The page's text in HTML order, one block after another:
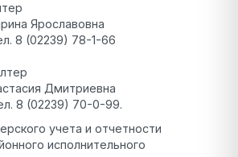
Ярославовна
8 (02239) 78-1-66
Дмитриевна
8 (02239) 70-0-99.
учета и отчетности
исполнительного